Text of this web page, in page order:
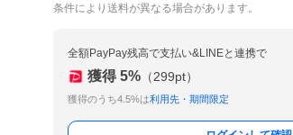
条件により送料が異なる場合があります。
全額PayPay残高で支払い&LINEと連携で
獲得 5% （299pt）
獲得のうち4.5%は利用先・期間限定